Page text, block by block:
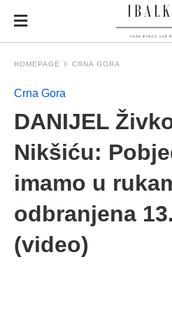
HOMEPAGE CRNA GORA
Crna Gora
DANIJEL
Nikšiću:
imamo u
odbranjena
(video)